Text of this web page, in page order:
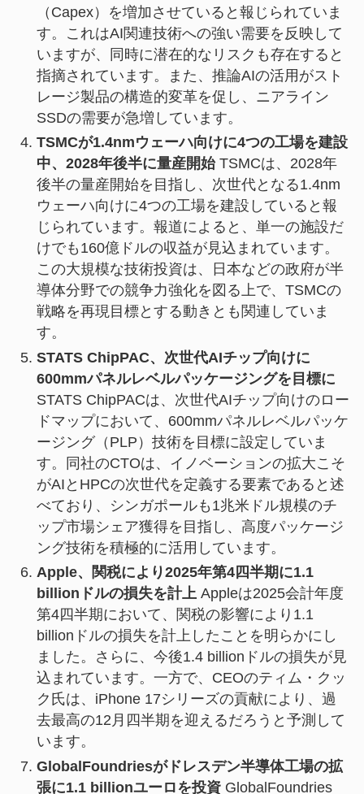
（Capex）を増加させていると報じられていま
す。これはAI関連技術への強い需要を反映して
いますが、同時に潜在的なリスクも存在すると
指摘されています。また、推論AIの活用がスト
レージ製品の構造的変革を促し、ニアライン
SSDの需要が急増しています。
TSMCが1.4nmウェーハ向けに4つの工場を建設
中、2028年後半に量産開始TSMCは、2028年
後半の量産開始を目指し、次世代となる1.4nm
ウェーハ向けに4つの工場を建設していると報
じられています。報道によると、単一の施設だ
けでも160億ドルの収益が見込まれています。
この大規模な技術投資は、日本などの政府が半
導体分野での競争力強化を図る上で、TSMCの
戦略を再現目標とする動きとも関連していま
す。
STATS ChipPAC、次世代AIチップ向けに
600mmパネルレベルパッケージングを目標に
STATS ChipPACは、次世代AIチップ向けのロー
ドマップにおいて、600mmパネルレベルパッケ
ージング（PLP）技術を目標に設定していま
す。同社のCTOは、イノベーションの拡大こそ
がAIとHPCの次世代を定義する要素であると述
べており、シンガポールも1兆米ドル規模のチ
ップ市場シェア獲得を目指し、高度パッケージ
ング技術を積極的に活用しています。
Apple、関税により2025年第4四半期に1.1
billionドルの損失を計上Appleは2025会計年度
第4四半期において、関税の影響により1.1
billionドルの損失を計上したことを明らかにし
ました。さらに、今後1.4 billionドルの損失が見
込まれています。一方で、CEOのティム・クッ
ク氏は、iPhone 17シリーズの貢献により、過
去最高の12月四半期を迎えるだろうと予測して
います。
GlobalFoundriesがドレスデン半導体工場の拡
張に1.1 billionユーロを投資GlobalFoundries